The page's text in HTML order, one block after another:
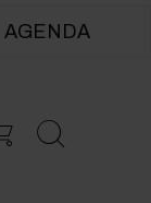
AGENDA